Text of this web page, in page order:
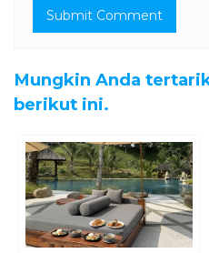
Mungkin Anda
berikut ini.